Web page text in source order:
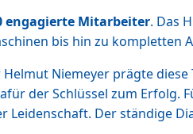
engagierte Mitarbeiter. Das
bis hin zu kompletten
Niemeyer prägte
der Schlüssel zum Erfolg.
Der ständige